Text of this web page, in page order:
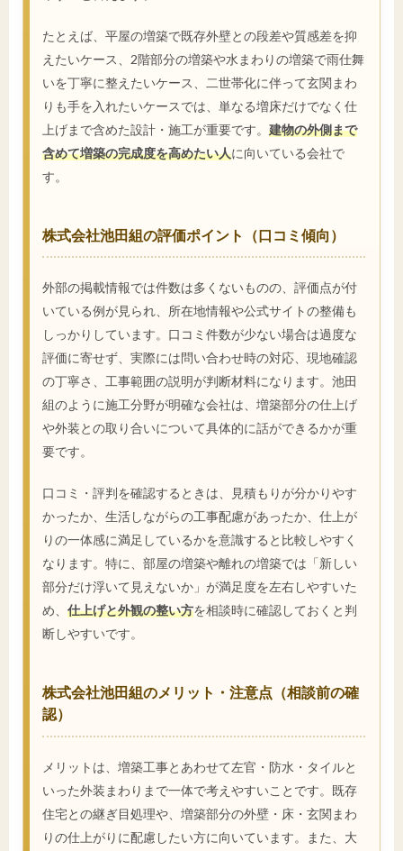
たとえば、平屋の増築で既存外壁との段差や質感差を抑
えたいケース、2階部分の増築や水まわりの増築で雨仕舞
いを丁寧に整えたいケース、二世帯化に伴って玄関まわ
りも手を入れたいケースでは、単なる増床だけでなく仕
上げまで含めた設計・施工が重要です。 建物の外側まで
含めて増築の完成度を高めたい人に向いている会社で
す。
株式会社池田組の評価ポイント（口コミ傾向）
外部の掲載情報では件数は多くないものの、評価点が付
いている例が見られ、所在地情報や公式サイトの整備も
しっかりしています。口コミ件数が少ない場合は過度な
評価に寄せず、実際には問い合わせ時の対応、現地確認
の丁寧さ、工事範囲の説明が判断材料になります。池田
組のように施工分野が明確な会社は、増築部分の仕上げ
や外装との取り合いについて具体的に話ができるかが重
要です。
口コミ・評判を確認するときは、見積もりが分かりやす
かったか、生活しながらの工事配慮があったか、仕上が
りの一体感に満足しているかを意識すると比較しやすく
なります。特に、部屋の増築や離れの増築では「新しい
部分だけ浮いて見えないか」が満足度を左右しやすいた
め、 仕上げと外観の整い方を相談時に確認しておくと判
断しやすいです。
株式会社池田組のメリット・注意点（相談前の確
認）
メリットは、増築工事とあわせて左官・防水・タイルと
いった外装まわりまで一体で考えやすいことです。既存
住宅との継ぎ目処理や、増築部分の外壁・床・玄関まわ
りの仕上がりに配慮したい方に向いています。また、大